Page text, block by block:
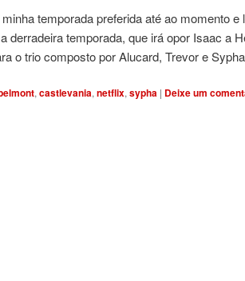
temporada preferida até ao momento e
derradeira temporada, que irá opor Isaac a
o trio composto por Alucard, Trevor e
,castlevania,netflix,sypha | Deixe um